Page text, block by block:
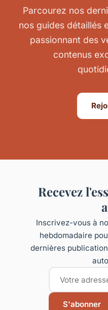
Parcourez nos
nos guides détaillés
passionnant des
contenus
Recevez
Inscrivez-vous à
hebdomadaire
dernières
S'abonner